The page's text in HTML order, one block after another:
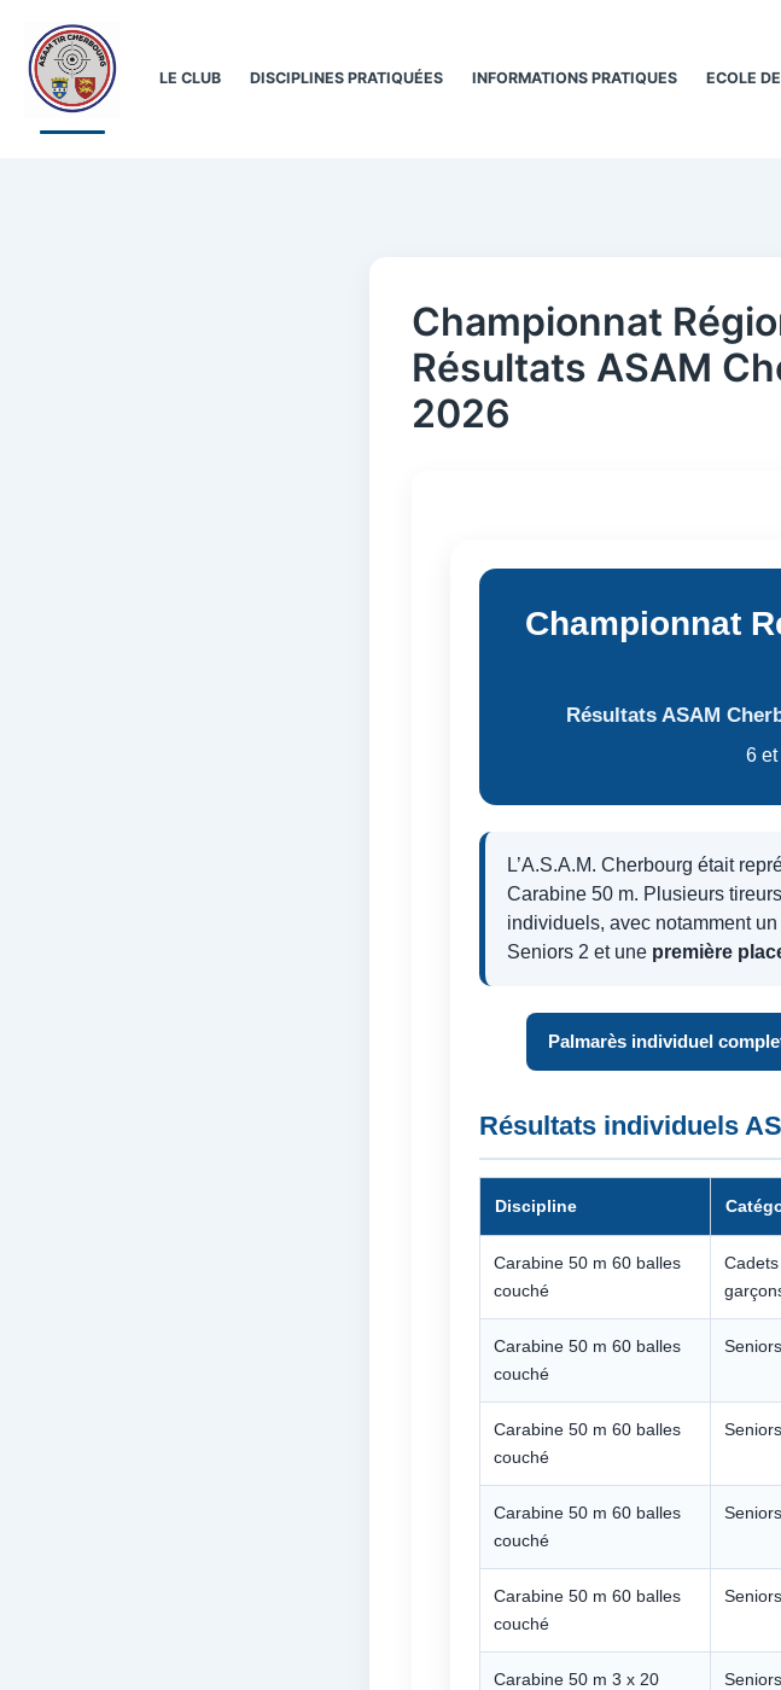
contenu
LE CLUB DISCIPLINES PRATIQUÉES INFORMATIONS PRATIQUES ECOLE
Championnat
Résultats ASAM
2026
Championnat
Résultats ASAM
6
L’A.S.A.M. Cherbourg était
Carabine 50 m. Plusieurs
individuels, avec notamment
Seniors 2 et une première
Palmarès individuel
Résultats individuels
Discipline
Carabine 50 m 60 balles
couché
Cadets
Carabine 50 m 60 balles
couché
Carabine 50 m 60 balles
couché
Carabine 50 m 60 balles
couché
Carabine 50 m 60 balles
couché
Carabine 50 m 3 x 20